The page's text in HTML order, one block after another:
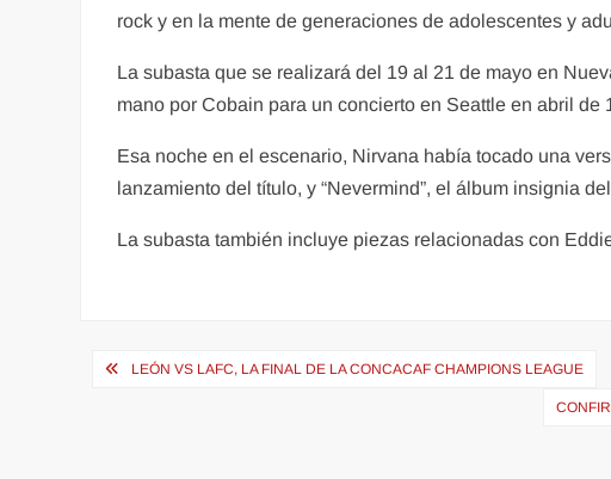
rock y en la mente de generaciones de adolescentes y
La subasta que se realizará del 19 al 21 de mayo en
mano por Cobain para un concierto en Seattle en abril
Esa noche en el escenario, Nirvana había tocado una
lanzamiento del título, y “Nevermind”, el álbum insignia
La subasta también incluye piezas relacionadas con
Navegación
LEÓN VS LAFC, LA FINAL DE LA CONCACAF CHAMPIONS LEAGUE